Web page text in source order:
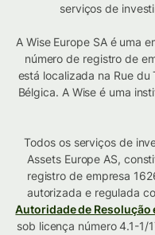
serviços de
A Wise Europe SA é uma
número de registro de
está localizada na Rue du
Bélgica. A Wise é uma
Todos os serviços de
Assets Europe AS,
registro de empresa
autorizada e regulada
Autoridade de Resolução
sob licença número 4.1-1/